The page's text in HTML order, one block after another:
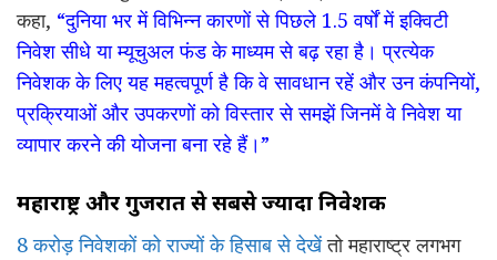
कहा, “दुनियाभर में विभिन्न कारणों से पिछले 1.5 वर्षों में इक्विटी
निवेश सीधे या म्यूचुअल फंड के माध्यम से बढ़ रहा है। प्रत्येक
निवेशक के लिए यह महत्वपूर्ण है कि वे सावधान रहें और उन कंपनियों,
प्रक्रियाओं और उपकरणों को विस्तार से समझें जिनमें वे निवेश या
व्यापार करने की योजना बना रहे हैं।”
महाराष्ट्र और गुजरात से सबसे ज्यादा निवेशक
8 करोड़ निवेशकों को राज्यों के हिसाब से देखेंतो महाराष्ट्र लगभग